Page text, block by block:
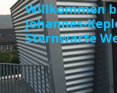
Willkommen
Johannes-
Sternwarte